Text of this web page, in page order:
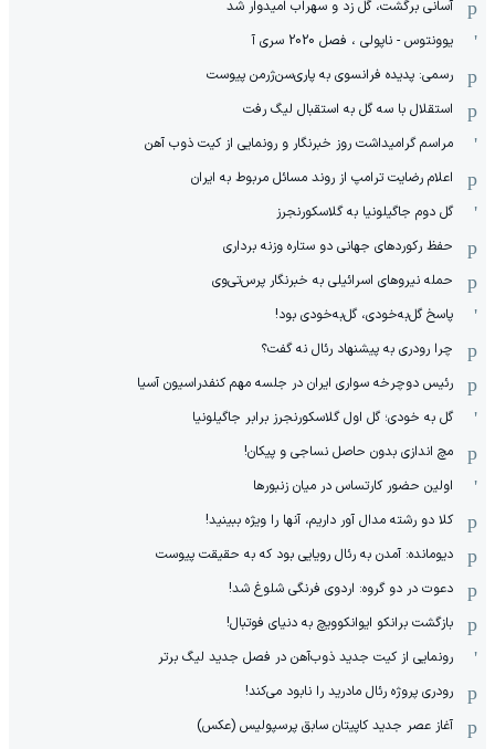
آسانی برگشت، گل زد و سهراب امیدوار شد
یوونتوس - ناپولی ، فصل 2020 سری آ
رسمی: پدیده فرانسوی به پاری‌سن‌ژرمن پیوست
استقلال با سه گل به استقبال لیگ رفت
مراسم گرامیداشت روز خبرنگار و رونمایی از کیت ذوب آهن
اعلام رضایت ترامپ از روند مسائل مربوط به ایران
گل دوم جاگیلونیا به گلاسکورنجرز
حفظ رکوردهای جهانی دو ستاره وزنه برداری
حمله نیروهای اسرائیلی به خبرنگار پرس‌تی‌وی
پاسخ گل‌به‌خودی، گل‌به‌خودی بود!
چرا رودری به پیشنهاد رئال نه گفت؟
رئیس دوچرخه سواری ایران در جلسه مهم کنفدراسیون آسیا
گل به خودی؛ گل اول گلاسکورنجرز برابر جاگیلونیا
مچ اندازی بدون حاصل نساجی و پیکان!
اولین حضور کارتساس در میان زنبورها
کلا دو‌ رشته مدال آور داریم، آنها را ویژه ببینید!
دیومانده: آمدن به رئال رویایی بود که به حقیقت پیوست
دعوت در دو گروه: اردوی فرنگی شلوغ شد!
بازگشت برانکو ایوانکوویچ به دنیای فوتبال!
رونمایی از کیت جدید ذوب‌آهن در فصل جدید لیگ برتر
رودری پروژه رئال مادرید را نابود می‌کند!
آغاز عصر جدید کاپیتان سابق پرسپولیس (عکس)